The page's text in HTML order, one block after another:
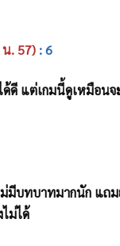
. 57) : 6
ดี แต่เกมนี้ดูเหมือนจ
มีบทบาทมากนัก แถ
ม่ได้